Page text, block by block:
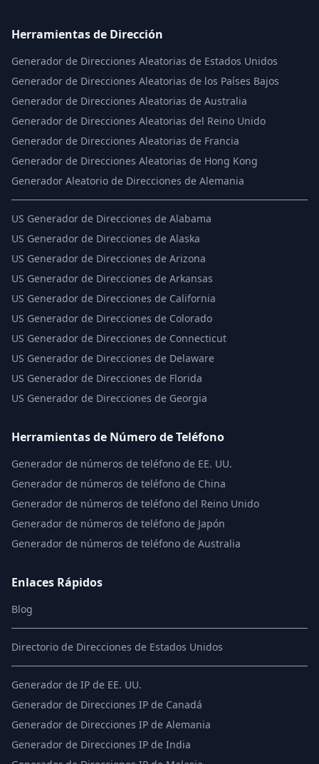
Herramientas de Dirección
Generador de Direcciones Aleatorias de Estados Unidos
Generador de Direcciones Aleatorias de los Países Bajos
Generador de Direcciones Aleatorias de Australia
Generador de Direcciones Aleatorias del Reino Unido
Generador de Direcciones Aleatorias de Francia
Generador de Direcciones Aleatorias de Hong Kong
Generador Aleatorio de Direcciones de Alemania
US Generador de Direcciones de Alabama
US Generador de Direcciones de Alaska
US Generador de Direcciones de Arizona
US Generador de Direcciones de Arkansas
US Generador de Direcciones de California
US Generador de Direcciones de Colorado
US Generador de Direcciones de Connecticut
US Generador de Direcciones de Delaware
US Generador de Direcciones de Florida
US Generador de Direcciones de Georgia
Herramientas de Número de Teléfono
Generador de números de teléfono de EE. UU.
Generador de números de teléfono de China
Generador de números de teléfono del Reino Unido
Generador de números de teléfono de Japón
Generador de números de teléfono de Australia
Enlaces Rápidos
Blog
Directorio de Direcciones de Estados Unidos
Generador de IP de EE. UU.
Generador de Direcciones IP de Canadá
Generador de Direcciones IP de Alemania
Generador de Direcciones IP de India